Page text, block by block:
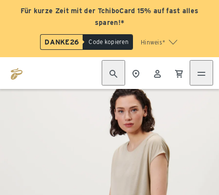
Für kurze Zeit mit der TchiboCard 15% auf fast alles
sparen!*
DANKE26 Code kopieren Hinweis*